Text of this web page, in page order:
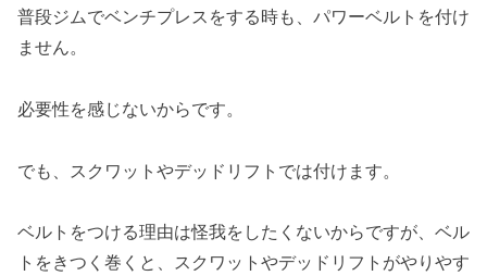
普段ジムでベンチプレスをする時も、パワーベルトを付け
ません。
必要性を感じないからです。
でも、スクワットやデッドリフトでは付けます。
ベルトをつける理由は怪我をしたくないからですが、ベル
トをきつく巻くと、スクワットやデッドリフトがやりやす